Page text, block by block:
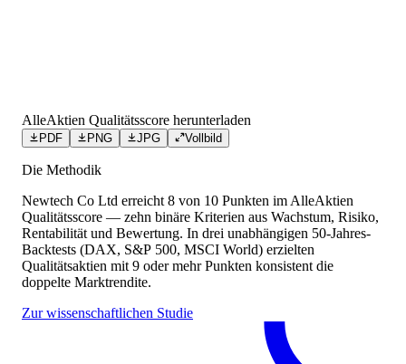
AlleAktien Qualitätsscore herunterladen
PDF PNG JPG Vollbild
Die Methodik
Newtech Co Ltd erreicht 8 von 10 Punkten im AlleAktien
Qualitätsscore — zehn binäre Kriterien aus Wachstum, Risiko,
Rentabilität und Bewertung. In drei unabhängigen 50-Jahres-
Backtests (DAX, S&P 500, MSCI World) erzielten
Qualitätsaktien mit 9 oder mehr Punkten konsistent die
doppelte Marktrendite.
Zur wissenschaftlichen Studie